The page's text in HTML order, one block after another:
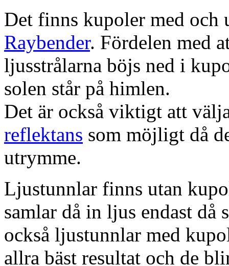
Det finns kupoler med och
Raybender. Fördelen med
ljusstrålarna böjs ned i
solen står på himlen.
Det är också viktigt att
reflektans som möjligt då
utrymme.
Ljustunnlar finns utan
samlar då in ljus endast då
också ljustunnlar med
allra bäst resultat och de